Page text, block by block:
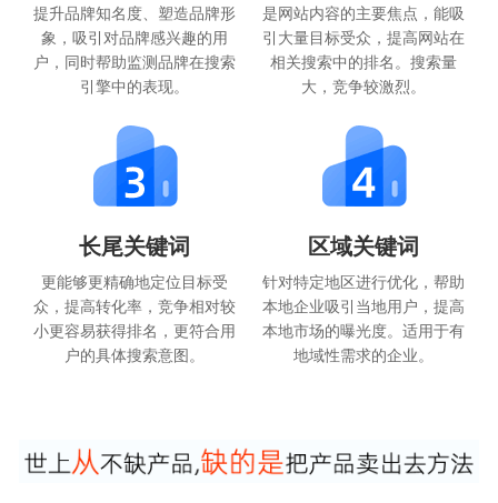
提升品牌知名度、塑造品牌形
象，吸引对品牌感兴趣的用
户，同时帮助监测品牌在搜索
引擎中的表现。
是网站内容的主要焦点，能吸
引大量目标受众，提高网站在
相关搜索中的排名。搜索量
大，竞争较激烈。
长尾关键词
更能够更精确地定位目标受
众，提高转化率，竞争相对较
小更容易获得排名，更符合用
户的具体搜索意图。
区域关键词
针对特定地区进行优化，帮助
本地企业吸引当地用户，提高
本地市场的曝光度。适用于有
地域性需求的企业。